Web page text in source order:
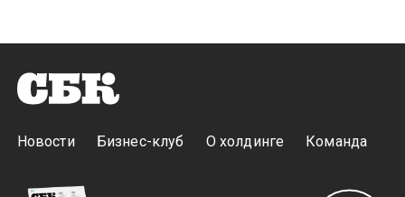
Новости Бизнес-клуб О холдинге Команда